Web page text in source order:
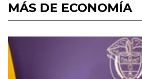
MÁS DE ECONOMÍA